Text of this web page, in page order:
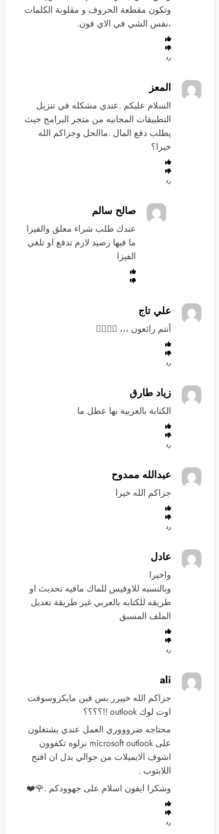
وتكون مقطعة الحروف و مقلوبة الكلمات
،نفس الشي في الاي فون.
رد
المعز
السلام عليكم .عندي مشكله في تنزيل
التطبيقات المجانيه من متجر البرامج حيث
يطلب دفع المال .ماالحل وجزاكم الله
خيرا؟
رد
صالح سالم
عندك طلب شراء معلق والفيزا
ما فيها رصيد لازم تدفع او تلغي
الفيزا
علي تاج
أنتم رائعون ،،، 👍🏼👍🏼
رد
زياد طارق
الكتابة بالعربية بها عطل ما
رد
عبدالله ممدوح
جزاكم الله خيرا
رد
عادل
واخيرا
وبالنسبه للاوفيس للماك مافيه تحديث او
طريقه للكتابه بالعربي غير طريقة تعديل
الملف المسبق
رد
ali
جزاكم الله خييرر بس فين مايكروسوفت
اوت لوك outlook !!؟؟؟؟
محتاجه ضروووري العمل عندي يشتغلون
على microsoft outlook نزلوه تكفوون
اشوف الايميلات من جوالي بدل ان افتح
اللابتوب .
وشكرا ايفون اسلام على جهوودكم .🌹❤️
رد